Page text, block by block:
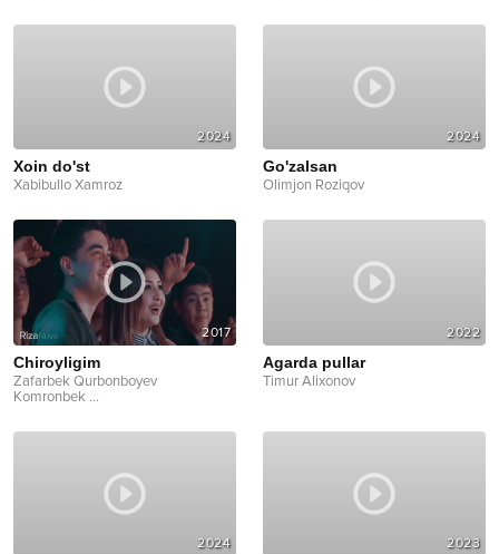
2024
Xoin do'st
Xabibullo Xamroz
2024
Go'zalsan
Olimjon Roziqov
2017
Chiroyligim
Zafarbek Qurbonboyev
Komronbek ...
2022
Agarda pullar
Timur Alixonov
2024 2023